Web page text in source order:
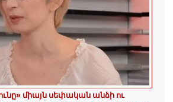
միայն սեփական անձի ու